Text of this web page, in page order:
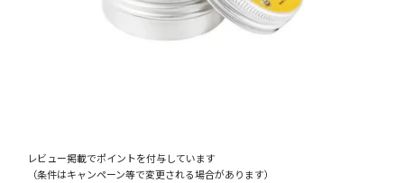
レビュー掲載でポイントを付与しています
（条件はキャンペーン等で変更される場合があります）